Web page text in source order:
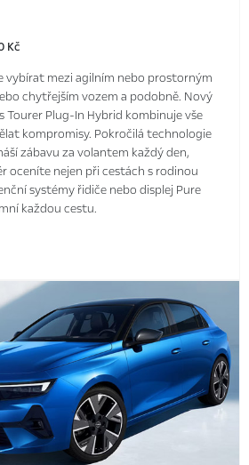
Kč
vybírat mezi agilním nebo prostorným
chytřejším vozem a podobně. Nový
Tourer Plug-In Hybrid kombinuje vše
kompromisy. Pokročilá technologie
zábavu za volantem každý den,
oceníte nejen při cestách s rodinou
systémy řidiče nebo displej Pure
každou cestu.